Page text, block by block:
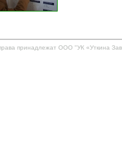
принадлежат ООО "УК «Уткина